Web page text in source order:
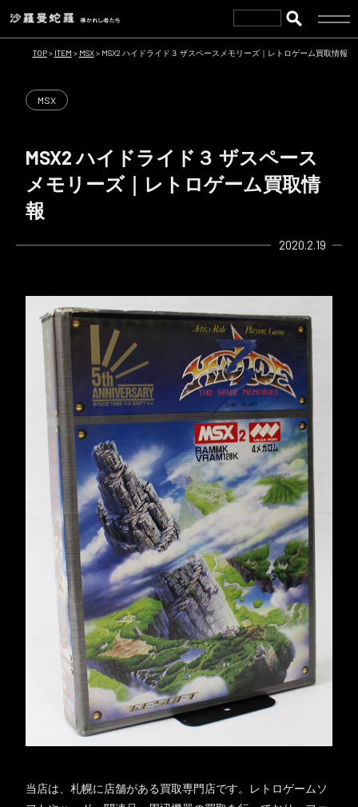
TOP> ITEM > MSX> MSX2 ハイドライド３ ザスペースメモリーズ｜レトロゲーム買取情報
MSX
MSX2 ハイドライド３ ザスペース
メモリーズ｜レトロゲーム買取情
報
2020.2.19
当店は、札幌に店舗がある買取専門店です。レトロゲームソ